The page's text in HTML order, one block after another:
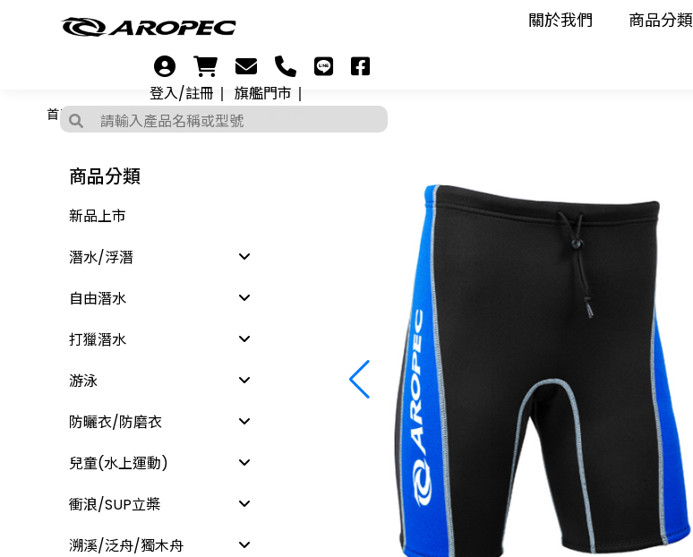
關於我們 商品分類
登入/註冊 旗艦門市
首頁 短褲/長褲 2mm男款防寒短褲
商品分類
新品上市
潛水/浮潛
自由潛水
打獵潛水
游泳
防曬衣/防磨衣
兒童(水上運動)
衝浪/SUP立槳
溯溪/泛舟/獨木舟